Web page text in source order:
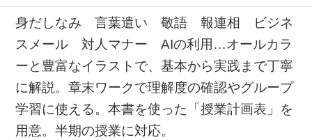
身だしなみ 言葉遣い 敬語 報連相 ビジネ
スメール 対人マナー AIの利用…オールカラ
ーと豊富なイラストで、基本から実践まで丁寧
に解説。章末ワークで理解度の確認やグループ
学習に使える。本書を使った「授業計画表」を
用意。半期の授業に対応。